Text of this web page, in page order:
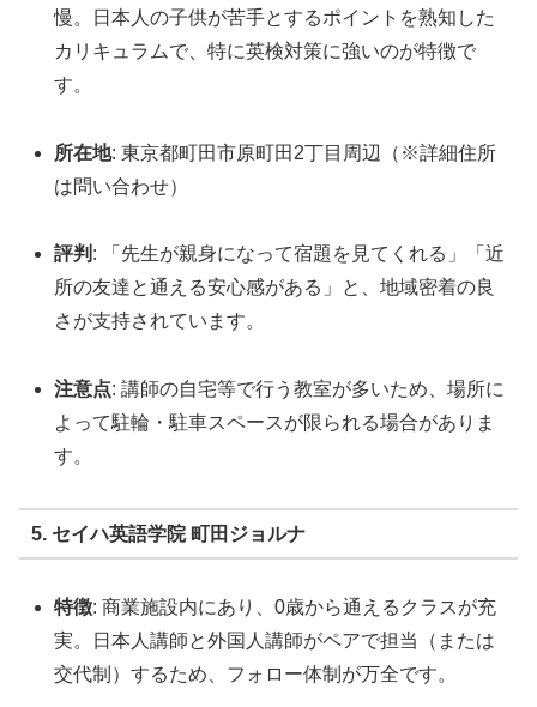
慢。日本人の子供が苦手とするポイントを熟知した
カリキュラムで、特に英検対策に強いのが特徴で
す。
所在地: 東京都町田市原町田2丁目周辺（※詳細住所
は問い合わせ）
評判 : 「先生が親身になって宿題を見てくれる」「近
所の友達と通える安心感がある」と、地域密着の良
さが支持されています。
注意点: 講師の自宅等で行う教室が多いため、場所に
よって駐輪・駐車スペースが限られる場合がありま
す。
5. セイハ英語学院 町田ジョルナ
特徴: 商業施設内にあり、0歳から通えるクラスが充
実。日本人講師と外国人講師がペアで担当（または
交代制）するため、フォロー体制が万全です。